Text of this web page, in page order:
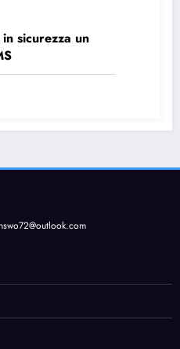
sicurezza un